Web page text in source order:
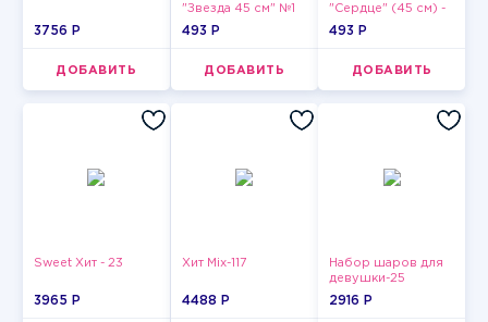
3756 P
ДОБАВИТЬ
"Звезда 45 см" №1
493 P
ДОБАВИТЬ
"Сердце" (45 см) -
2
493 P
ДОБАВИТЬ
Sweet Хит - 23
3965 P
Хит Mix-117
4488 P
Набор шаров для
девушки-25
2916 P